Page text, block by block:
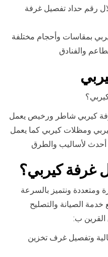
رقم حداد تفصيل غرفة
بمقاسات وأحجام مختلفة
والفنادق
كيربي شاطر ورخيص يعمل
ومظلات كيربي كما يعمل
لأساليب والطرق
غرفة كيربي؟
ومتعددة ونتميز بالسرعة
خدمة الصيانة والتصليح
القرين ب:
وتفصيل غرف تخزين